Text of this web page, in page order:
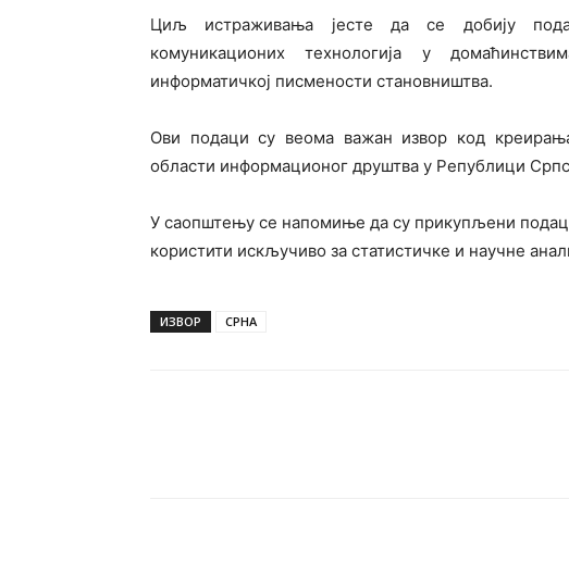
Циљ истраживања јесте да се добију
комуникационих технологија у
информатичкој писмености становништва.
Ови подаци су веома важан извор код
области информационог друштва у Републици
У саопштењу се напомиње да су прикупљени
користити искључиво за статистичке и научне
ИЗВОР СРНА